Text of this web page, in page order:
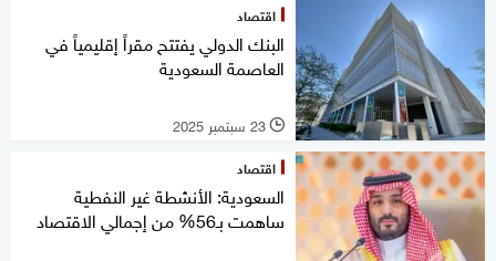
اقتصاد
البنك الدولي يفتتح مقراً إقليمياً في
العاصمة السعودية
l 23 سبتمبر 2025
اقتصاد
السعودية: الأنشطة غير النفطية
ساهمت بـ56% من إجمالي الاقتصاد